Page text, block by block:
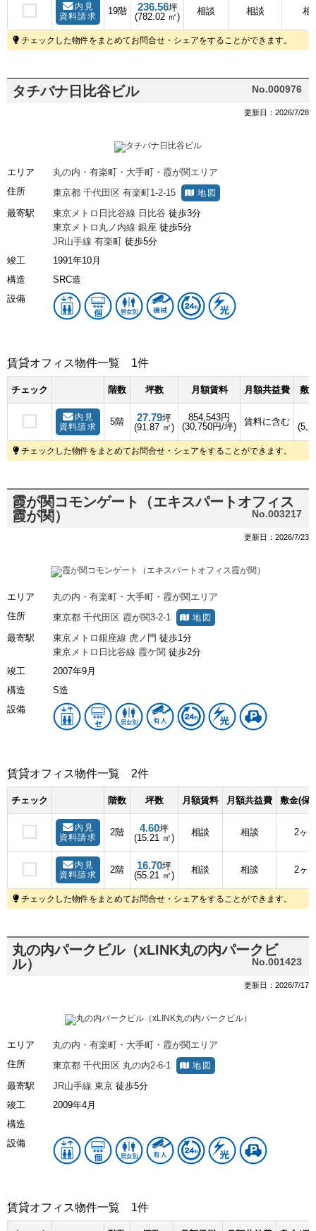
内見
資料請求
19階 236.56坪
(782.02 ㎡)
相談 相談 相
チェックした物件をまとめてお問合せ・シェアをすることができます。
タチバナ日比谷ビル No.000976
更新日：2026/7/28
エリア
丸の内・有楽町・大手町・霞が関エリア
住所
東京都 千代田区 有楽町1-2-15 地図
最寄駅 東京メトロ日比谷線 日比谷 徒歩3分
東京メトロ丸ノ内線 銀座 徒歩5分
JR山手線 有楽町 徒歩5分
竣工
1991年10月
構造
SRC造
設備
賃貸オフィス物件一覧 1件
チェック 階数 坪数 月額賃料 月額共益費 敷
内見
資料請求
5階 27.79坪
(91.87 ㎡)
854,543円
(30,750円/坪)
賃料に含む
チェックした物件をまとめてお問合せ・シェアをすることができます。
霞が関コモンゲート（エキスパートオフィス
霞が関）
No.003217
更新日：2026/7/23
エリア
丸の内・有楽町・大手町・霞が関エリア
住所
東京都 千代田区 霞が関3-2-1 地図
最寄駅 東京メトロ銀座線 虎ノ門 徒歩1分
東京メトロ日比谷線 霞ケ関 徒歩2分
竣工
2007年9月
構造
S造
設備
賃貸オフィス物件一覧 2件
チェック 階数 坪数 月額賃料 月額共益費 敷金(保
内見
資料請求
2階 4.60坪
(15.21 ㎡)
相談 相談 2ヶ
内見
資料請求
2階 16.70坪
(55.21 ㎡)
相談 相談 2ヶ
チェックした物件をまとめてお問合せ・シェアをすることができます。
丸の内パークビル（xLINK丸の内パークビ
ル）
No.001423
更新日：2026/7/17
エリア
丸の内・有楽町・大手町・霞が関エリア
住所
東京都 千代田区 丸の内2-6-1 地図
最寄駅 JR山手線 東京 徒歩5分
竣工
2009年4月
構造
設備
賃貸オフィス物件一覧 1件